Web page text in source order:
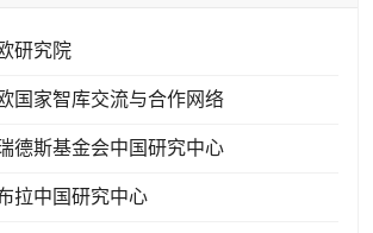
研究院
国家智库交流与合作网络
德斯基金会中国研究中心
拉中国研究中心